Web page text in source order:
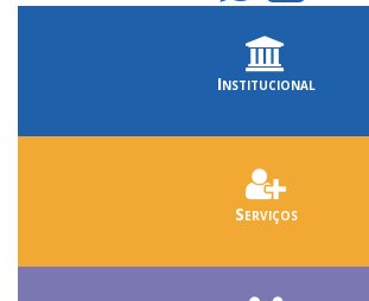
Institucional
Serviços